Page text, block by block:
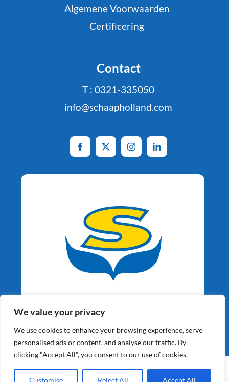
We value your privacy
We use cookies to enhance your browsing experience, serve
personalised ads or content, and analyse our traffic. By
clicking "Accept All", you consent to our use of cookies.
Customise Reject All Accept All
Algemene Voorwaarden
Certificering
Contact
T : 0321-335050
info@schaapholland.com
©2026 Schaap Holland BV | Alle Rechten Voorbehouden |
Website gebouwd door XY Web Solutions BV